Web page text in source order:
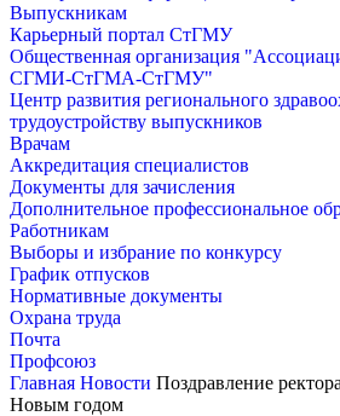
Выпускникам
Карьерный портал СтГМУ
Общественная организация
СГМИ-СтГМА-СтГМУ"
Центр развития регионального
трудоустройству выпускников
Врачам
Аккредитация специалистов
Документы для зачисления
Дополнительное профессиональное
Работникам
Выборы и избрание по конкурсу
График отпусков
Нормативные документы
Охрана труда
Почта
Профсоюз
Главная Новости Поздравление
Новым годом